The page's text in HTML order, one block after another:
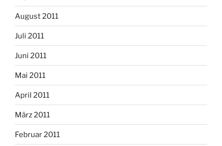
August 2011
Juli 2011
Juni 2011
Mai 2011
April 2011
März 2011
Februar 2011